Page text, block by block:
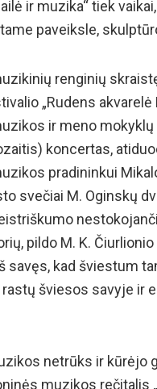
ir muzika“ tiek
paveiksle,
renginių
„Rudens
ir meno
koncertas,
pradininkui
svečiai M. Oginskų
pildo M. K.
savęs, kad šviestum
šviesos savyje ir
netrūks ir kūrėjo
muzikos rečitalis